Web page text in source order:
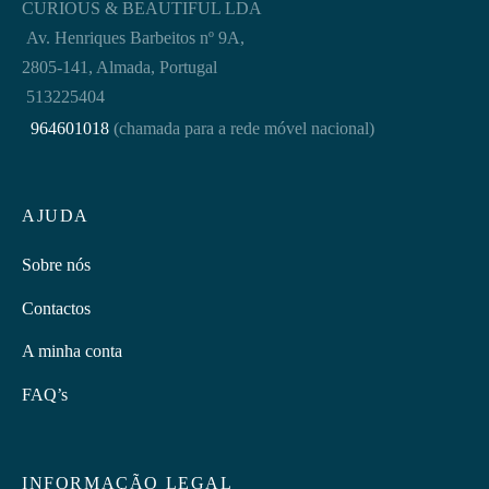
AJUDA
Sobre nós
Contactos
A minha conta
FAQ’s
INFORMAÇÃO LEGAL
CURIOUS & BEAUTIFUL LDA
Av. Henriques Barbeitos nº 9A,
2805-141, Almada, Portugal
513225404
964601018 (chamada para a rede móvel nacional)